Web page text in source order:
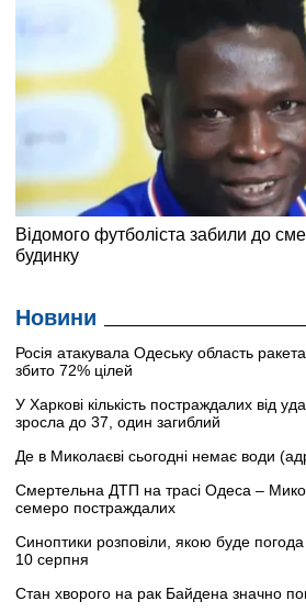
Новини
Росія атакувала Одеську область
збито 72% цілей
У Харкові кількість постраждалих від
зросла до 37, один загиблий
Де в Миколаєві сьогодні немає води
Смертельна ДТП на трасі Одеса –
семеро постраждалих
Синоптики розповіли, якою буде погода
10 серпня
Стан хворого на рак Байдена значно